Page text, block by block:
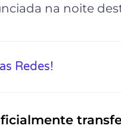
na noite
Redes!